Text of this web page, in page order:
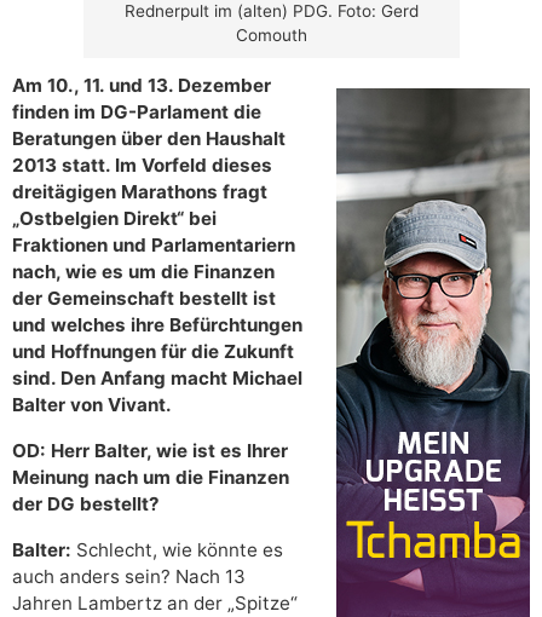
Rednerpult im (alten) PDG. Foto: Gerd
Comouth
Am 10., 11. und 13. Dezember
finden im DG-Parlament die
Beratungen über den Haushalt
2013 statt. Im Vorfeld dieses
dreitägigen Marathons fragt
„Ostbelgien Direkt“ bei
Fraktionen und Parlamentariern
nach, wie es um die Finanzen
der Gemeinschaft bestellt ist
und welches ihre Befürchtungen
und Hoffnungen für die Zukunft
sind. Den Anfang macht Michael
Balter von Vivant.
OD: Herr Balter, wie ist es Ihrer
Meinung nach um die Finanzen
der DG bestellt?
Balter: Schlecht, wie könnte es
auch anders sein? Nach 13
Jahren Lambertz an der „Spitze“